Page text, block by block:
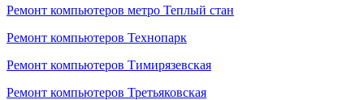
Ремонт компьютеров метро Теплый стан
Ремонт компьютеров Технопарк
Ремонт компьютеров Тимирязевская
Ремонт компьютеров Третьяковская